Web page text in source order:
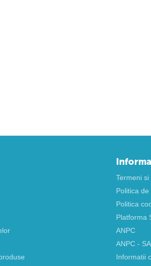
Termeni si
Politica
Politica
Platforma
ANPC
ANPC -
Informatii